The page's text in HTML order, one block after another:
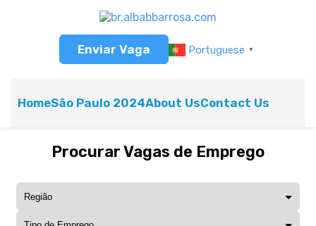
Enviar Vaga Portuguese ▼
HomeSão Paulo 2024About UsContact Us
Procurar Vagas de Emprego